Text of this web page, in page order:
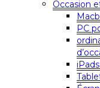
Occasion
PC